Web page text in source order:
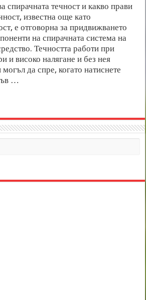
спирачната течност и какво прави
известна още като
е отговорна за придвижването
на спирачната система на
Течността работи при
и високо налягане и без нея
да спре, когато натиснете
…